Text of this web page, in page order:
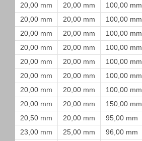
20,00 mm
20,00 mm 100,00 mm
20,00 mm
20,00 mm 100,00 mm
20,00 mm
20,00 mm 100,00 mm
20,00 mm
20,00 mm 100,00 mm
20,00 mm
20,00 mm 100,00 mm
20,00 mm
20,00 mm 100,00 mm
20,00 mm
20,00 mm 100,00 mm
20,00 mm
20,00 mm 150,00 mm
20,50 mm
20,00 mm 95,00 mm
23,00 mm
25,00 mm 96,00 mm